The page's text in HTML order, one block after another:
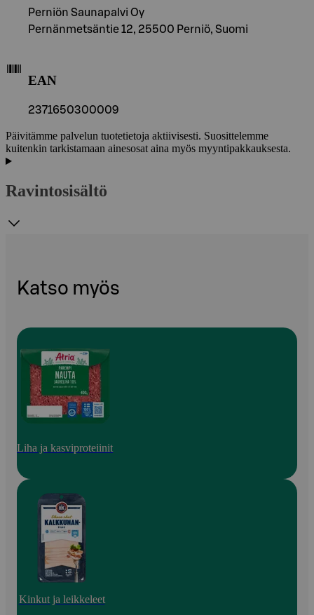
Perniön Saunapalvi Oy
Pernänmetsäntie 12, 25500 Perniö, Suomi
EAN
2371650300009
Päivitämme palvelun tuotetietoja aktiivisesti. Suosittelemme
kuitenkin tarkistamaan ainesosat aina myös myyntipakkauksesta.
Ravintosisältö
Katso myös
Liha ja kasviproteiinit
Kinkut ja leikkeleet